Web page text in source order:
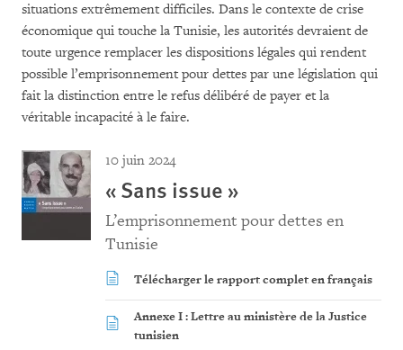
situations extrêmement difficiles. Dans le contexte de crise
économique qui touche la Tunisie, les autorités devraient de
toute urgence remplacer les dispositions légales qui rendent
possible l’emprisonnement pour dettes par une législation qui
fait la distinction entre le refus délibéré de payer et la
véritable incapacité à le faire.
10 juin 2024
« Sans issue »
L’emprisonnement pour dettes en
Tunisie
Télécharger le rapport complet en français
Annexe I : Lettre au ministère de la Justice
tunisien